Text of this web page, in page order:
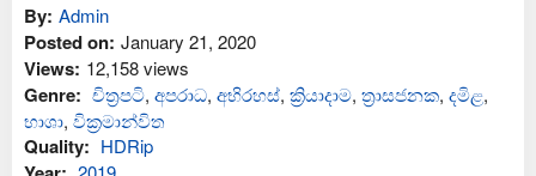
By: Admin
Posted on: January 21, 2020
Views: 12,158 views
Genre: චිත්‍රපටි, අප‍රාධ, අභිරහස්, ක්‍රියාදාම, ත්‍රාසජනක, දමිළ,
භාශා, වික්‍රමාන්විත
Quality: HDRip